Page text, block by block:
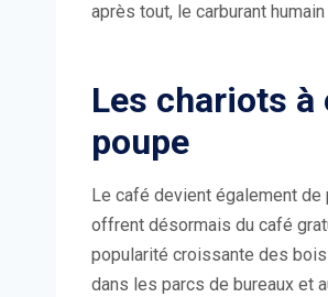
après tout, le carburant
Les chariots à
poupe
Le café devient également
offrent désormais du café
popularité croissante des
dans les parcs de bureaux et